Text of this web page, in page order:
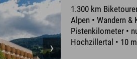
1.300 km
Alpen • Wandern
Pistenkilometer •
Hochzillertal • 10